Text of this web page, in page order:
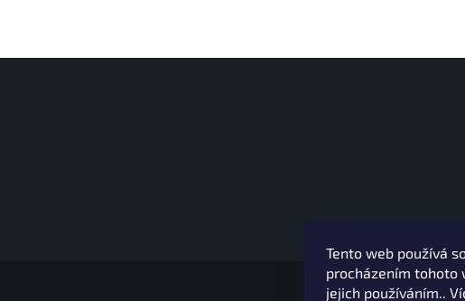
Tento web používá
procházením tohoto
jejich používáním..